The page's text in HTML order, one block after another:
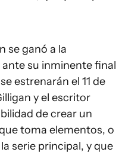
se ganó a la
su inminente final
estrenarán el 11 de
y el escritor
de crear un
toma elementos, o
serie principal, y que